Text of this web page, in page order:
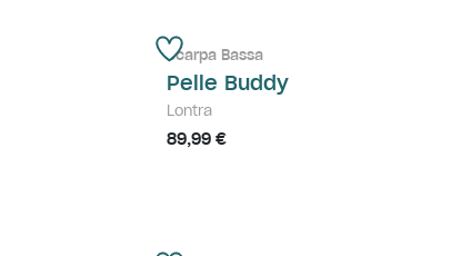
Scarpa Bassa
Pelle Buddy
Lontra
89,99 €